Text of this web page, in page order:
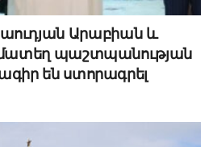
Արաբիան և
պաշտպանության
են ստորագրել